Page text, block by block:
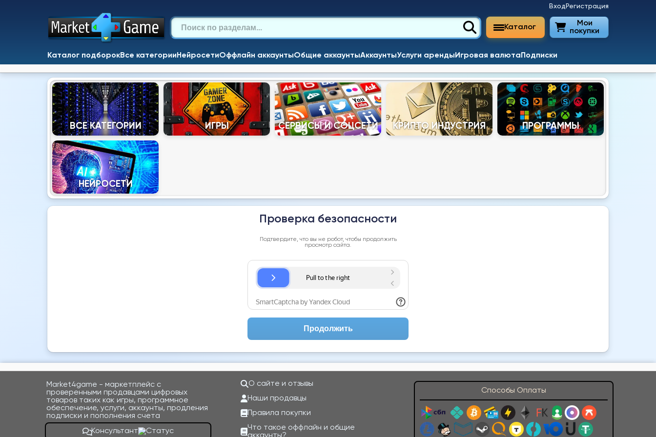
Каталог
Мои
покупки
Вход Регистрация
Каталог подборокВсе категории НейросетиОффлайн аккаунтыОбщие аккаунтыАккаунтыУслуги арендыИгровая валюта Подписки
ВСЕ КАТЕГОРИИ ИГРЫ СЕРВИСЫ И СОЦСЕТИ КРИПТО ИНДУСТРИЯ ПРОГРАММЫ
НЕЙРОСЕТИ
Проверка безопасности
Подтвердите, что вы не робот, чтобы продолжить
просмотр сайта.
Продолжить
Market4game - маркетплейс с
проверенными продавцами цифровых
товаров таких как игры, программное
обеспечение, услуги, аккаунты, продления
подписки и пополнения счета
Консультант
О сайте и отзывы
Наши продавцы
Правила покупки
Что такое оффлайн и общие
Способы Оплаты